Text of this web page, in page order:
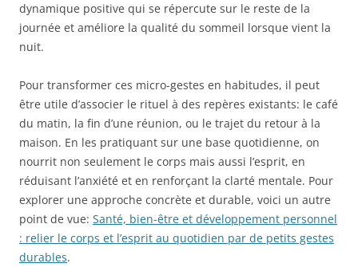
dynamique positive qui se répercute sur le reste de la
journée et améliore la qualité du sommeil lorsque vient la
nuit.
Pour transformer ces micro-gestes en habitudes, il peut
être utile d’associer le rituel à des repères existants: le café
du matin, la fin d’une réunion, ou le trajet du retour à la
maison. En les pratiquant sur une base quotidienne, on
nourrit non seulement le corps mais aussi l’esprit, en
réduisant l’anxiété et en renforçant la clarté mentale. Pour
explorer une approche concrète et durable, voici un autre
point de vue: Santé, bien-être et développement personnel
: relier le corps et l’esprit au quotidien par de petits gestes
durables.